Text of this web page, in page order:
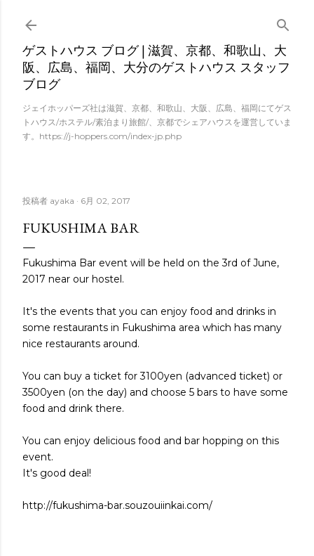
スキップしてメイン コンテンツに移動
ゲストハウス ブログ | 滋賀、京都、和歌山、大
阪、広島、福岡、大分のゲストハウス スタッフ
ブログ
ジェイホッパーズ社は滋賀、京都、和歌山、大阪、広島、福岡にてゲス
トハウス/ホステル/素泊まり旅館/、京都でシェアハウスを運営していま
す。https://j-hoppers.com/index-jp.php
投稿者 ayaka 6月 02, 2017
FUKUSHIMA BAR
Fukushima Bar event will be held on the 3rd of June,
2017 near our hostel.
It's the events that you can enjoy food and drinks in
some restaurants in Fukushima area which has many
nice restaurants around.
You can buy a ticket for 3100yen (advanced ticket) or
3500yen (on the day) and choose 5 bars to have some
food and drink there.
You can enjoy delicious food and bar hopping on this
event.
It's good deal!
http://fukushima-bar.souzouiinkai.com/